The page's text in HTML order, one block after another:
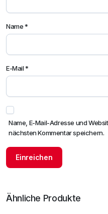
Name*
E-Mail*
Name, E-Mail-Adresse und
nächsten Kommentar speichern.
Ähnliche Produkte